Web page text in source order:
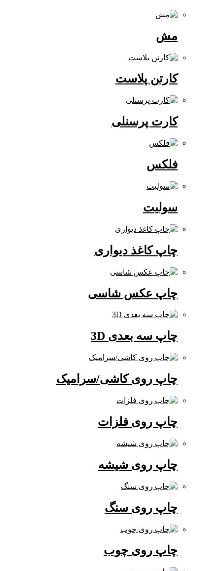
کارتن پلاست
کارت پرسنلی
چاپ کاغذ دیواری
چاپ عکس شاسی
چاپ سه بعدی 3D
چاپ روی کاشی/سرامیک
چاپ روی فلزات
چاپ روی شیشه
چاپ روی سنگ
چاپ روی چوب